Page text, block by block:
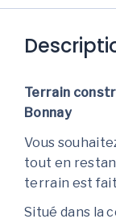
Terrain
Bonnay
Vous
tout en
terrain est
Situé dans la